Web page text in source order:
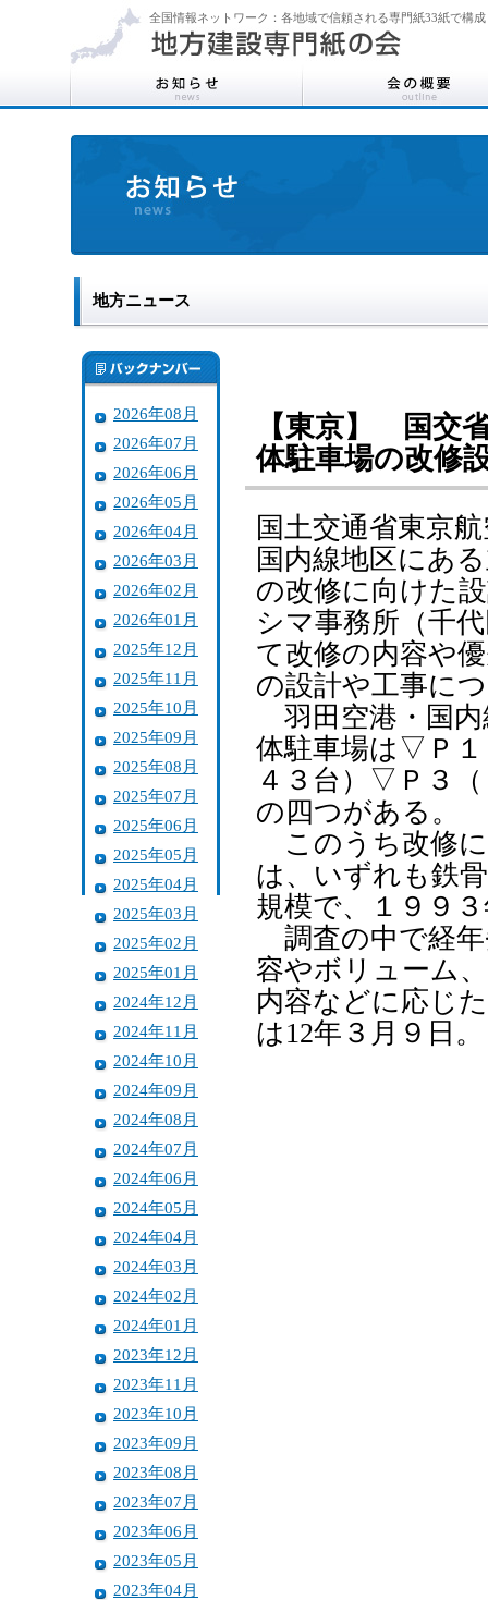
全国情報ネットワーク：各地域で信頼される専門紙33紙で構成
地方ニュース
2026年08月
2026年07月
2026年06月
2026年05月
2026年04月
2026年03月
2026年02月
2026年01月
2025年12月
2025年11月
2025年10月
2025年09月
2025年08月
2025年07月
2025年06月
2025年05月
2025年04月
2025年03月
2025年02月
2025年01月
2024年12月
2024年11月
2024年10月
2024年09月
2024年08月
2024年07月
2024年06月
2024年05月
2024年04月
2024年03月
2024年02月
2024年01月
2023年12月
2023年11月
2023年10月
2023年09月
2023年08月
2023年07月
2023年06月
2023年05月
2023年04月
【東京】 国交
体駐車場の改修
国土交通省東京
国内線地区にあ
の改修に向けた
シマ事務所（千
て改修の内容や
の設計や工事に
羽田空港・国内
体駐車場は▽Ｐ
４３台）▽Ｐ３
の四つがある。
このうち改修に
は、いずれも鉄
規模で、１９９
調査の中で経年
容やボリューム
内容などに応じ
は12年３月９日。